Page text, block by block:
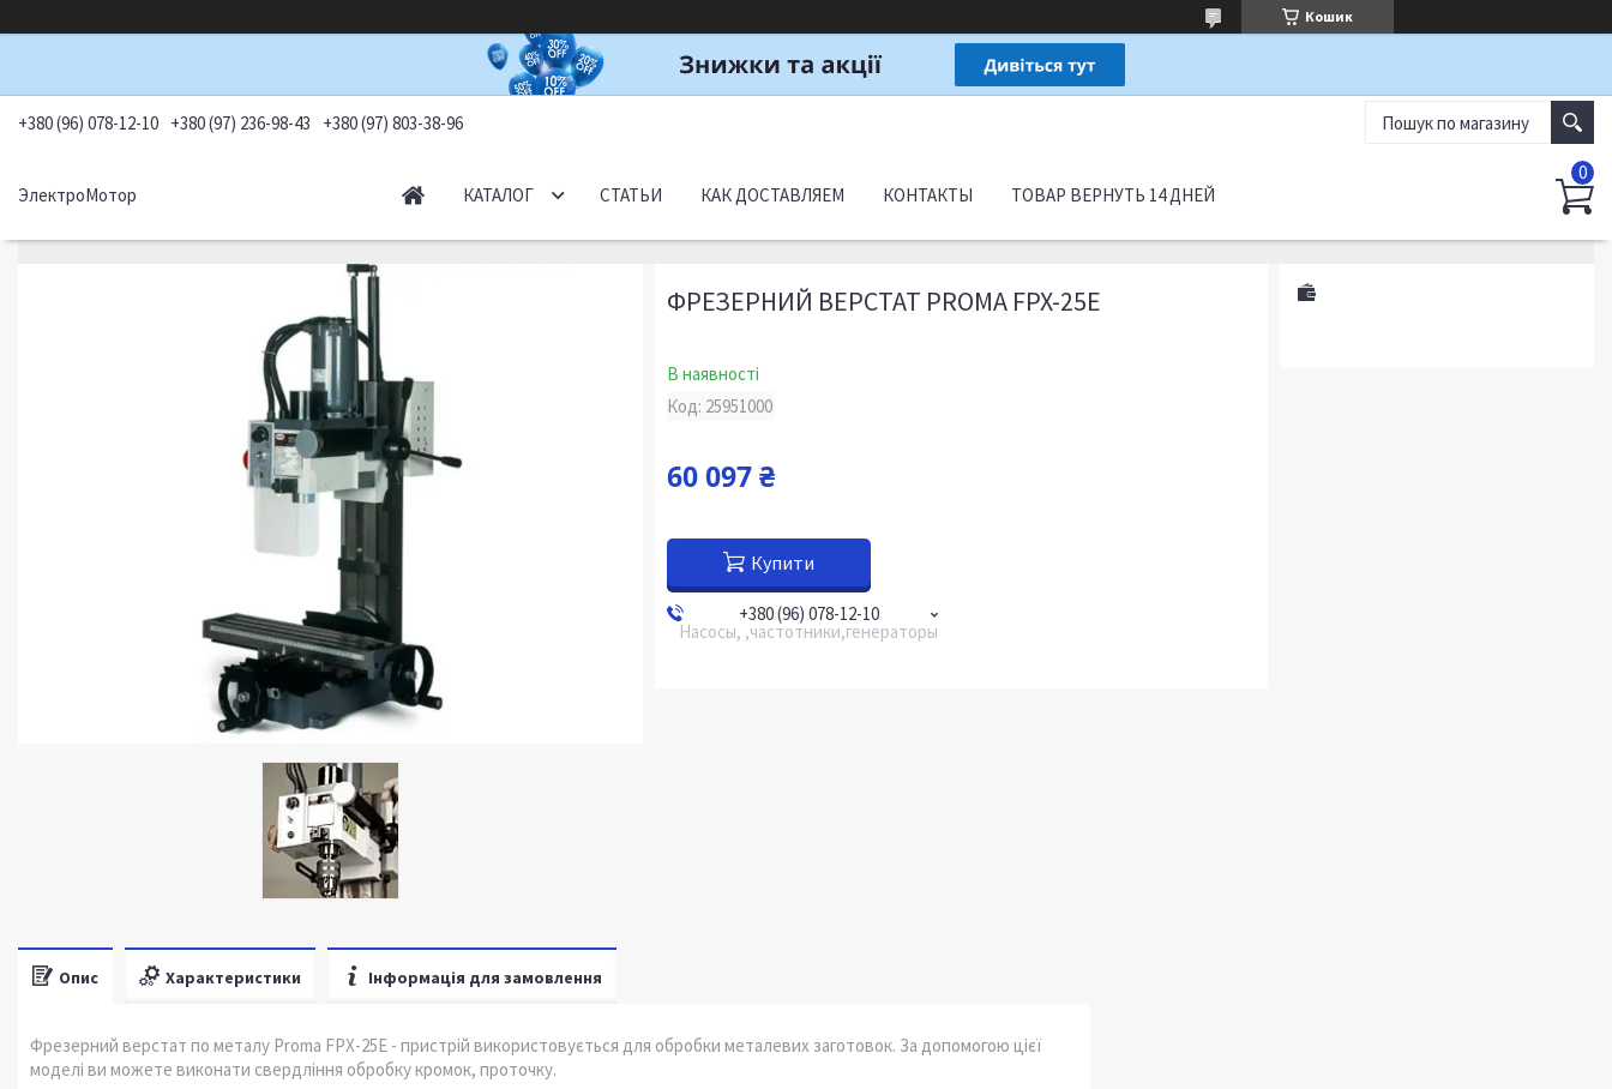
Кошик
+380 (96) 078-12-10 +380 (97) 236-98-43 +380 (97) 803-38-96
ЭлектроМотор КАТАЛОГ СТАТЬИ КАК ДОСТАВЛЯЕМ КОНТАКТЫ ТОВАР ВЕРНУТЬ 14 ДНЕЙ
ФРЕЗЕРНИЙ ВЕРСТАТ PROMA FPX-25Е
В наявності
Код: 25951000
60 097 ₴
Купити
+380 (96) 078-12-10
Насосы, ,частотники,генераторы
Опис Характеристики Інформація для замовлення
Фрезерний верстат по металу Proma FPX-25Е - пристрій використовується для обробки металевих заготовок. За допомогою цієї
моделі ви можете виконати свердління обробку кромок, проточку.